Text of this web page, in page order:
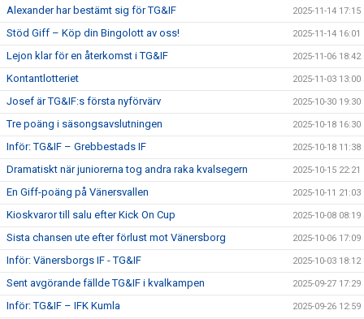
Alexander har bestämt sig för TG&IF 2025-11-14 17:15
Stöd Giff – Köp din Bingolott av oss! 2025-11-14 16:01
Lejon klar för en återkomst i TG&IF 2025-11-06 18:42
Kontantlotteriet 2025-11-03 13:00
Josef är TG&IF:s första nyförvärv 2025-10-30 19:30
Tre poäng i säsongsavslutningen 2025-10-18 16:30
Inför: TG&IF – Grebbestads IF 2025-10-18 11:38
Dramatiskt när juniorerna tog andra raka kvalsegern 2025-10-15 22:21
En Giff-poäng på Vänersvallen 2025-10-11 21:03
Kioskvaror till salu efter Kick On Cup 2025-10-08 08:19
Sista chansen ute efter förlust mot Vänersborg 2025-10-06 17:09
Inför: Vänersborgs IF - TG&IF 2025-10-03 18:12
Sent avgörande fällde TG&IF i kvalkampen 2025-09-27 17:29
Inför: TG&IF – IFK Kumla 2025-09-26 12:59